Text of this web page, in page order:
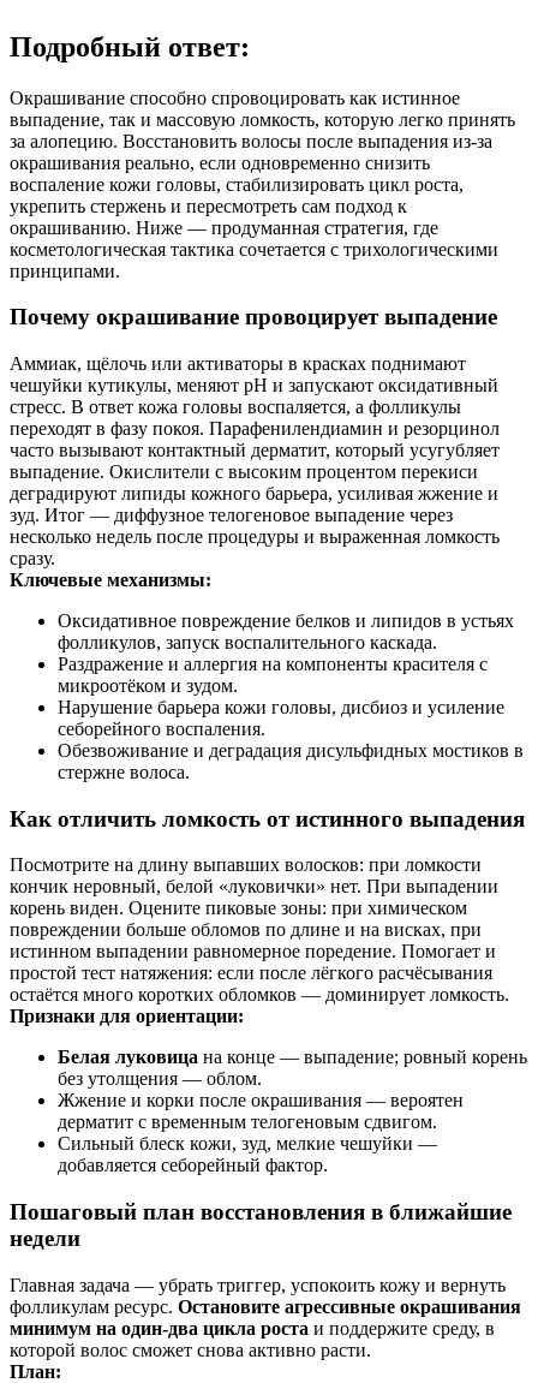
Подробный ответ:
Окрашивание способно спровоцировать как истинное
выпадение, так и массовую ломкость, которую легко принять
за алопецию. Восстановить волосы после выпадения из‑за
окрашивания реально, если одновременно снизить
воспаление кожи головы, стабилизировать цикл роста,
укрепить стержень и пересмотреть сам подход к
окрашиванию. Ниже — продуманная стратегия, где
косметологическая тактика сочетается с трихологическими
принципами.
Почему окрашивание провоцирует выпадение
Аммиак, щёлочь или активаторы в красках поднимают
чешуйки кутикулы, меняют pH и запускают оксидативный
стресс. В ответ кожа головы воспаляется, а фолликулы
переходят в фазу покоя. Парафенилендиамин и резорцинол
часто вызывают контактный дерматит, который усугубляет
выпадение. Окислители с высоким процентом перекиси
деградируют липиды кожного барьера, усиливая жжение и
зуд. Итог — диффузное телогеновое выпадение через
несколько недель после процедуры и выраженная ломкость
сразу.
Ключевые механизмы:
Оксидативное повреждение белков и липидов в устьях
фолликулов, запуск воспалительного каскада.
Раздражение и аллергия на компоненты красителя с
микроотёком и зудом.
Нарушение барьера кожи головы, дисбиоз и усиление
себорейного воспаления.
Обезвоживание и деградация дисульфидных мостиков в
стержне волоса.
Как отличить ломкость от истинного выпадения
Посмотрите на длину выпавших волосков: при ломкости
кончик неровный, белой «луковички» нет. При выпадении
корень виден. Оцените пиковые зоны: при химическом
повреждении больше обломов по длине и на висках, при
истинном выпадении равномерное поредение. Помогает и
простой тест натяжения: если после лёгкого расчёсывания
остаётся много коротких обломков — доминирует ломкость.
Признаки для ориентации:
Белая луковица на конце — выпадение; ровный корень
без утолщения — облом.
Жжение и корки после окрашивания — вероятен
дерматит с временным телогеновым сдвигом.
Сильный блеск кожи, зуд, мелкие чешуйки —
добавляется себорейный фактор.
Пошаговый план восстановления в ближайшие
недели
Главная задача — убрать триггер, успокоить кожу и вернуть
фолликулам ресурс. Остановите агрессивные окрашивания
минимум на один‑два цикла роста и поддержите среду, в
которой волос сможет снова активно расти.
План: